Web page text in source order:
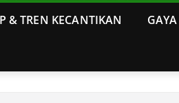
& TREN KECANTIKAN